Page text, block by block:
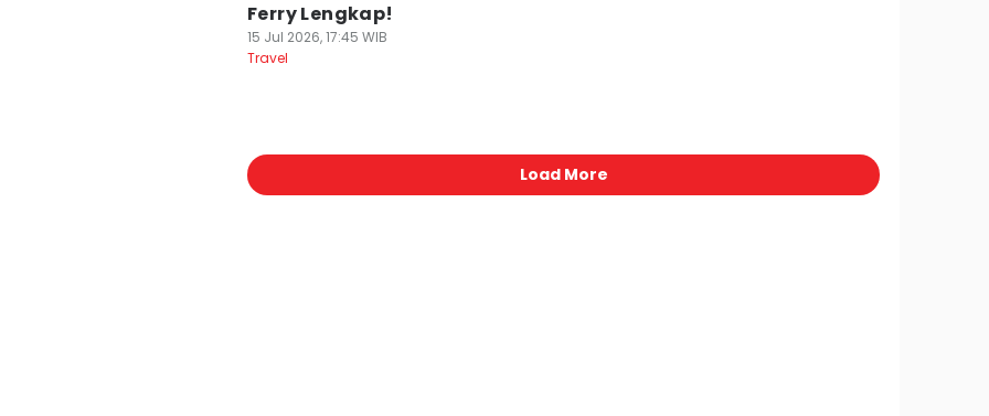
Ferry Lengkap!
15 Jul 2026, 17:45 WIB
Travel
Load More